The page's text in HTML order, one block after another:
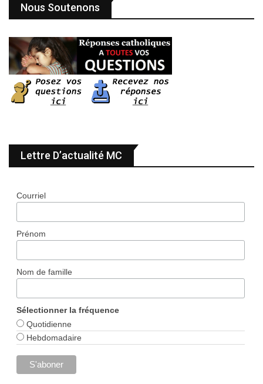
Nous Soutenons
Lettre D’actualité MC
Courriel
Prénom
Nom de famille
Sélectionner la fréquence
Quotidienne
Hebdomadaire